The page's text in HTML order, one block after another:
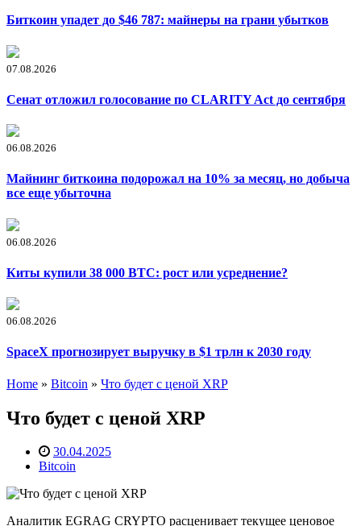
Биткоин упадет до $46 787: майнеры на грани убытков
07.08.2026
Сенат отложил голосование по CLARITY Act до сентября
06.08.2026
Майнинг биткоина подорожал на 10% за месяц, но добыча
все еще убыточна
06.08.2026
Киты купили 38 000 BTC: рост или усреднение?
06.08.2026
SpaceX прогнозирует выручку в $1 трлн к 2030 году
Home » Bitcoin » Что будет с ценой XRP
Что будет с ценой XRP
30.04.2025
Bitcoin
Аналитик EGRAG CRYPTO расценивает текущее ценовое